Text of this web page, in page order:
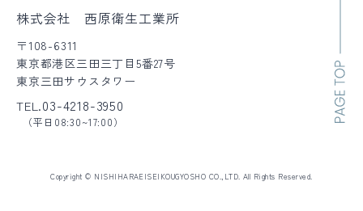
株式会社 西原衛生工業所
〒108-6311
東京都港区三田三丁目5番27号
東京三田サウスタワー
TEL.03-4218-3950
（平日08:30~17:00）
Copyright © NISHIHARAEISEIKOUGYOSHO CO.,LTD. All Rights Reserved.